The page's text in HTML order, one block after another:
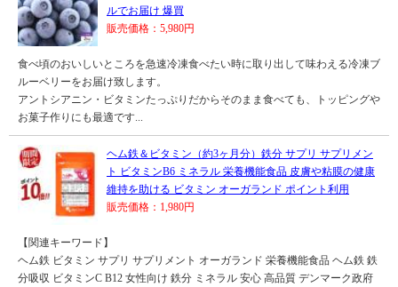
ルでお届け 爆買
販売価格：5,980円
食べ頃のおいしいところを急速冷凍食べたい時に取り出して味わえる冷凍ブ
ルーベリーをお届け致します。
アントシアニン・ビタミンたっぷりだからそのまま食べても、トッピングや
お菓子作りにも最適です...
ヘム鉄＆ビタミン（約3ヶ月分）鉄分 サプリ サプリメン
ト ビタミンB6 ミネラル 栄養機能食品 皮膚や粘膜の健康
維持を助ける ビタミン オーガランド ポイント利用
販売価格：1,980円
【関連キーワード】
ヘム鉄 ビタミン サプリ サプリメント オーガランド 栄養機能食品 ヘム鉄 鉄
分吸収 ビタミンC B12 女性向け 鉄分 ミネラル 安心 高品質 デンマーク政府